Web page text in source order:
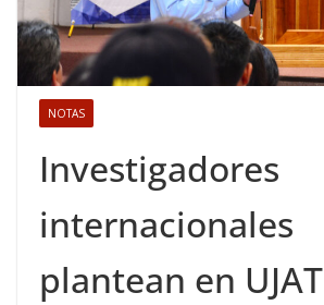
NOTAS
Investigadores
internacionales
plantean en UJAT